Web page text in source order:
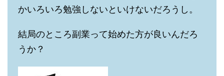
かいろいろ勉強しないといけないだろうし。
結局のところ副業って始めた方が良いんだろ
うか？